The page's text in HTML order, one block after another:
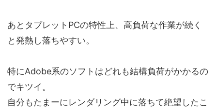
あとタブレットPCの特性上、高負荷な作業が続く
と発熱し落ちやすい。
特にAdobe系のソフトはどれも結構負荷がかかるの
でキツイ。
自分もたまーにレンダリング中に落ちて絶望したこ